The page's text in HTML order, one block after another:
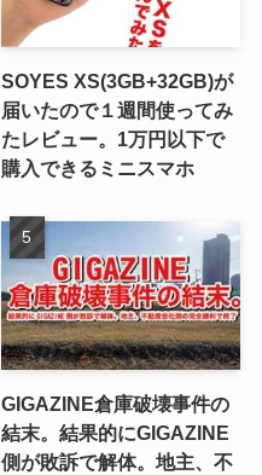
SOYES XS(3GB+32GB)が
届いたので１週間使ってみ
たレビュー。1万円以下で
購入できるミニスマホ
GIGAZINE倉庫破壊事件の
結末。結果的にGIGAZINE
側が敗訴で解体。地主、不